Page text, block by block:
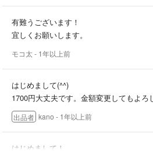
有難うございます！
宜しくお願いします。
モコ太 - 1年以上前
はじめまして(^^)
1700円大丈夫です。金額変更してもよろ
出品者 kano - 1年以上前
はじめまして！